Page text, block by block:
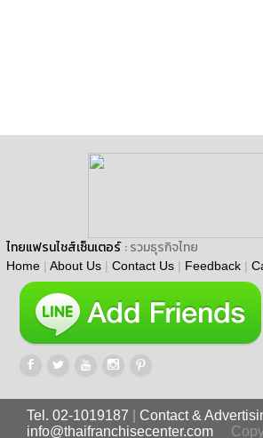
ไทยแฟรนไชส์เซ็นเตอร์ : รวมธุรกิจไทย
Home | About Us | Contact Us | Feedback |
Tel. 02-1019187
Contact &
info@thaifranchisecenter.com